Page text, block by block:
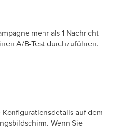
mehr als 1 Nachricht
A/B-Test durchzuführen.
auf dem
Wenn Sie